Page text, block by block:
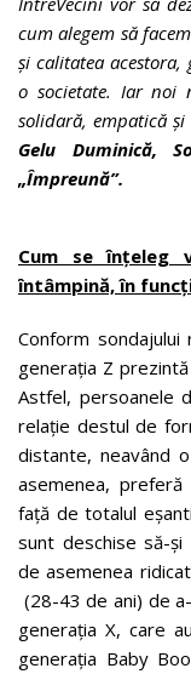
cum alegem să
și calitatea acestora,
o societate. Iar noi
solidară, empatică
Gelu Duminică,
„Împreună”.
Cum se înțeleg
întâmpină, în
Conform
generația Z
Astfel, persoanele
relație destul de
distante, neavând
asemenea,
față de totalul
sunt deschise să-și
de asemenea
(28-43 de ani) de
generația X, care
generația Baby